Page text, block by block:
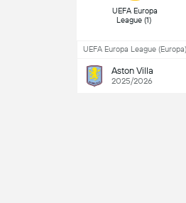
UEFA Europa
UEFA Europa League (Europa)
Aston Villa
2025/2026